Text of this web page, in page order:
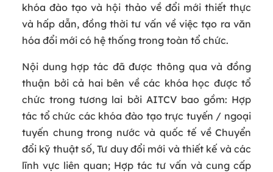
khóa đào tạo và hội thảo về đổi mới thiết thực
và hấp dẫn, đồng thời tư vấn về việc tạo ra văn
hóa đổi mới có hệ thống trong toàn tổ chức.
Nội dung hợp tác đã được thông qua và đồng
thuận bởi cả hai bên về các khóa học được tổ
chức trong tương lai bởi AITCV bao gồm: Hợp
tác tổ chức các khóa đào tạo trực tuyến / ngoại
tuyến chung trong nước và quốc tế về Chuyển
đổi kỹ thuật số, Tư duy đổi mới và thiết kế và các
lĩnh vực liên quan; Hợp tác tư vấn và cung cấp